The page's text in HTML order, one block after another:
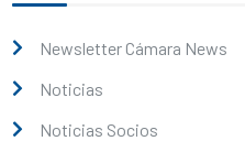
Newsletter Cámara News
Noticias
Noticias Socios